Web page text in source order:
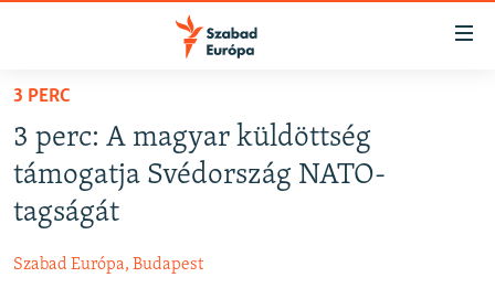
Akadálymentes
Ugrás
fő
oldalra
Ugrás
tartalomjegyzékre
AKTUÁLIS
PODCASTOK
ELEMZŐ
3 PERC
3 perc: A magyar küldöttség
támogatja Svédország NATO-
tagságát
Szabad Európa, Budapest